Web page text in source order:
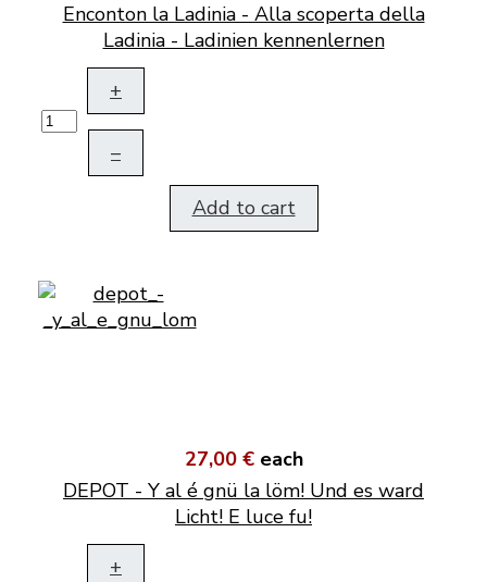
Enconton la Ladinia - Alla scoperta della
Ladinia - Ladinien kennenlernen
+
–
Add to cart
27,00 € each
DEPOT - Y al é gnü la löm! Und es ward
Licht! E luce fu!
+